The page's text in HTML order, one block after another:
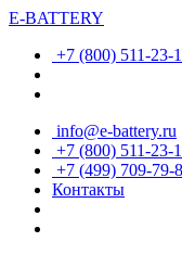
E-BATTERY
+7 (800) 511-23-
info@e-battery.ru
+7 (800) 511-23-
+7 (499) 709-79-
Контакты